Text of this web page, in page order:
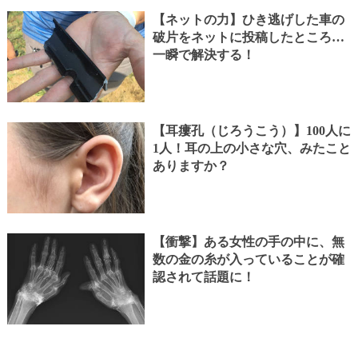
【ネットの力】ひき逃げした車の
破片をネットに投稿したところ…
一瞬で解決する！
【耳瘻孔（じろうこう）】100人に
1人！耳の上の小さな穴、みたこと
ありますか？
【衝撃】ある女性の手の中に、無
数の金の糸が入っていることが確
認されて話題に！